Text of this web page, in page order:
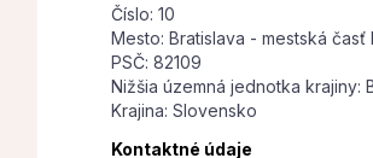
Číslo: 10
Mesto: Bratislava - mestská časť
PSČ: 82109
Nižšia územná jednotka krajiny:
Krajina: Slovensko
Kontaktné údaje